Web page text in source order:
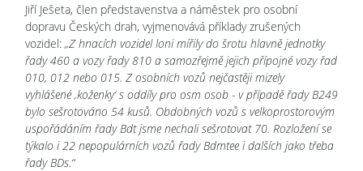
Jiří Ješeta, člen představenstva a náměstek pro osobní
dopravu Českých drah, vyjmenovává příklady zrušených
vozidel: „Z hnacích vozidel loni mířily do šrotu hlavně jednotky
řady 460 a vozy řady 810 a samozřejmě jejich přípojné vozy řad
010, 012 nebo 015. Z osobních vozů nejčastěji mizely
vyhlášené ‚koženky‘ s oddíly pro osm osob - v případě řady B249
bylo sešrotováno 54 kusů. Obdobných vozů s velkoprostorovým
uspořádáním řady Bdt jsme nechali sešrotovat 70. Rozložení se
týkalo i 22 nepopulárních vozů řady Bdmtee i dalších jako třeba
řady BDs.“